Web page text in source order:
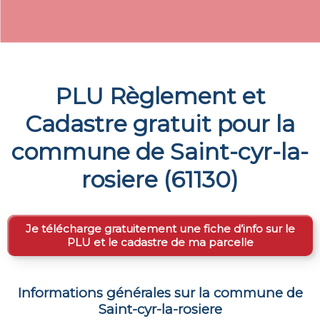
PLU Règlement et
Cadastre gratuit pour la
commune de Saint-cyr-la-
rosiere (61130)
Je télécharge gratuitement une fiche d’info sur le
PLU et le cadastre de ma parcelle
Informations générales sur la commune de
Saint-cyr-la-rosiere